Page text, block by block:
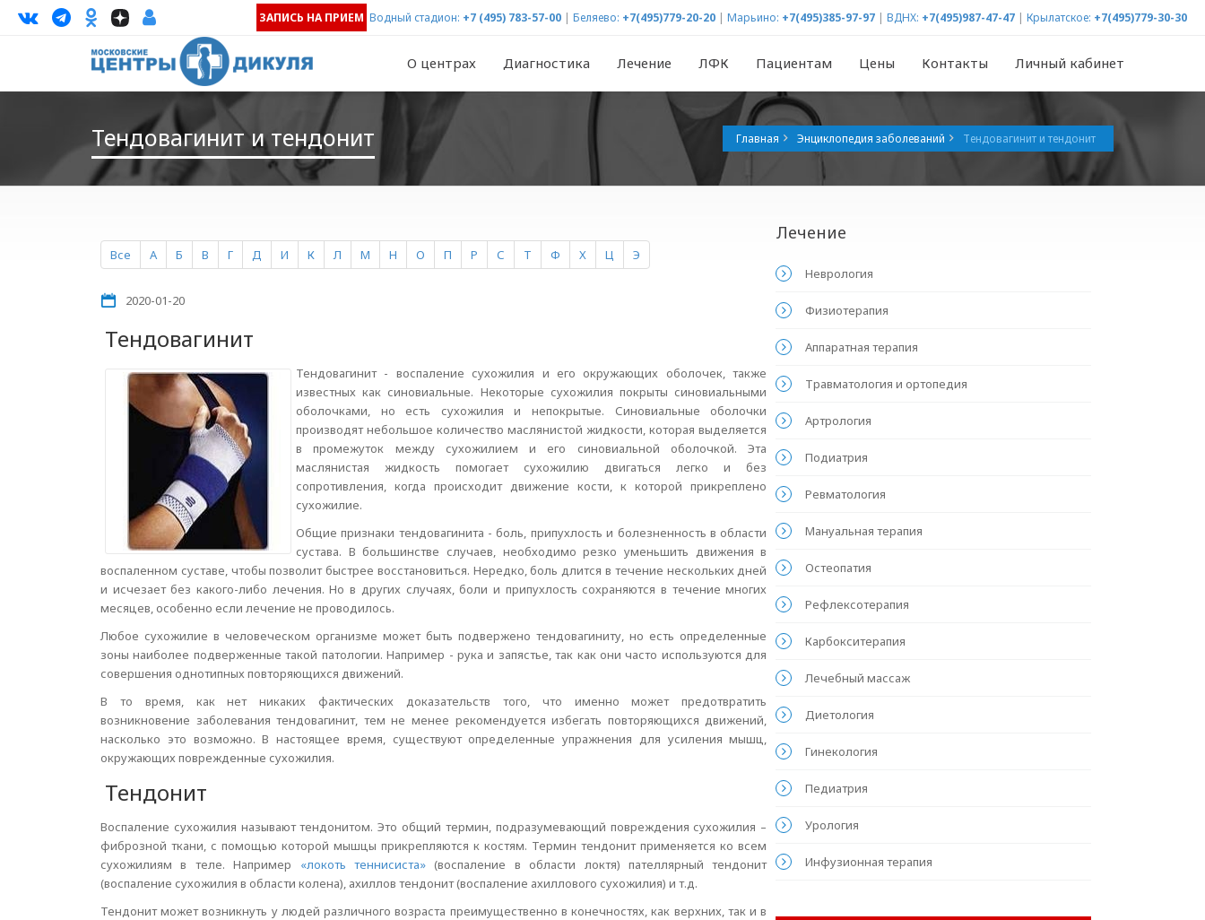
ЗАПИСЬ НА ПРИЕМ Водный стадион: +7 (495) 783-57-00 | Беляево: +7(495)779-20-20 | Марьино: +7(495)385-97-97 | ВДНХ: +7(495)987-47-47 | Крылатское: +7(495)779-30-30
О центрах Диагностика Лечение ЛФК Пациентам Цены Контакты Личный кабинет
Тендовагинит и тендонит Главная Энциклопедия заболеваний Тендовагинит и тендонит
Все А Б В Г Д И К Л М Н О П Р С Т Ф Х Ц Э
2020-01-20
Тендовагинит
Тендовагинит - воспаление сухожилия и его окружающих оболочек, также
известных как синовиальные. Некоторые сухожилия покрыты синовиальными
оболочками, но есть сухожилия и непокрытые. Синовиальные оболочки
производят небольшое количество маслянистой жидкости, которая выделяется
в промежуток между сухожилием и его синовиальной оболочкой. Эта
маслянистая жидкость помогает сухожилию двигаться легко и без
сопротивления, когда происходит движение кости, к которой прикреплено
сухожилие.
Общие признаки тендовагинита - боль, припухлость и болезненность в области
сустава. В большинстве случаев, необходимо резко уменьшить движения в
воспаленном суставе, чтобы позволит быстрее восстановиться. Нередко, боль длится в течение нескольких дней
и исчезает без какого-либо лечения. Но в других случаях, боли и припухлость сохраняются в течение многих
месяцев, особенно если лечение не проводилось.
Любое сухожилие в человеческом организме может быть подвержено тендовагиниту, но есть определенные
зоны наиболее подверженные такой патологии. Например - рука и запястье, так как они часто используются для
совершения однотипных повторяющихся движений.
В то время, как нет никаких фактических доказательств того, что именно может предотвратить
возникновение заболевания тендовагинит, тем не менее рекомендуется избегать повторяющихся движений,
насколько это возможно. В настоящее время, существуют определенные упражнения для усиления мышц,
окружающих поврежденные сухожилия.
Тендонит
Воспаление сухожилия называют тендонитом. Это общий термин, подразумевающий повреждения сухожилия –
фиброзной ткани, с помощью которой мышцы прикрепляются к костям. Термин тендонит применяется ко всем
сухожилиям в теле. Например «локоть теннисиста»(воспаление в области локтя) пателлярный тендонит
(воспаление сухожилия в области колена), ахиллов тендонит (воспаление ахиллового сухожилия) и т.д.
Тендонит может возникнуть у людей различного возраста преимущественно в конечностях, как верхних, так и в
Лечение
Неврология
Физиотерапия
Аппаратная терапия
Травматология и ортопедия
Артрология
Подиатрия
Ревматология
Мануальная терапия
Остеопатия
Рефлексотерапия
Карбокситерапия
Лечебный массаж
Диетология
Гинекология
Педиатрия
Урология
Инфузионная терапия